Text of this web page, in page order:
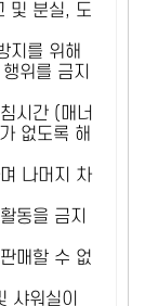
및 분실, 도
지를 위해
위를 금지
시간 (매너
없도록 해
나머지 차
동을 금지
매할 수 없
샤워실이